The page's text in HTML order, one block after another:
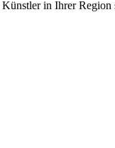
Künstler in Ihrer Region